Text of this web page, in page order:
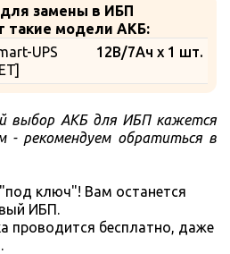
замены в ИБП
такие модели АКБ:
12В/7Ач x 1 шт.
UPS
выбор АКБ для ИБП кажется
рекомендуем обратиться в
ключ"! Вам останется
ИБП.
проводится бесплатно, даже